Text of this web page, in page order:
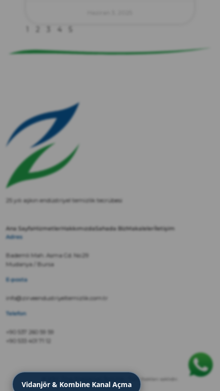
4
Vidanjör & Kombine Kanal Açma
25 yılı aşkın endüstriyel temizlik tecrübesi
Ana SayfaHizmetlerHakkımızdaSahada BizMakaleler İletişim
Adres
Bademli Mah. Asma Cd. No:29
Mudanya / Bursa
E-posta
info@zirveendustriyeltemizlik.com.tr
Telefon
+90 537 260 59 59
+90 533 401 71 12
© 2022 Zirve Endüstriyel Temizlik · Tüm hakları saklıdır.